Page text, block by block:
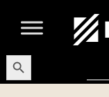
Button